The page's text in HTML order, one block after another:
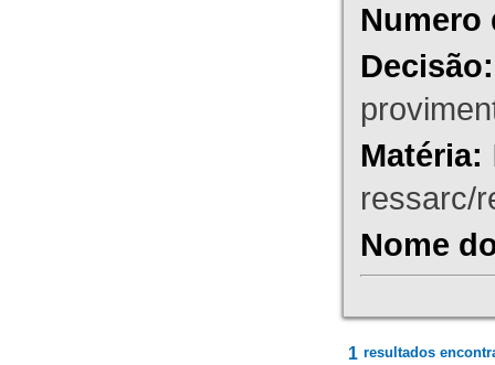
Numero
Decisão:
Matéria:
ressarc/
Nome
1 resultados